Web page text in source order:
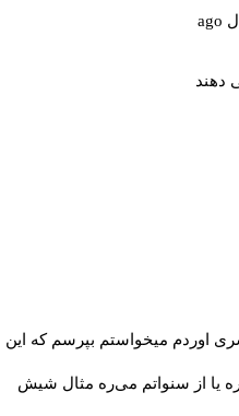
میخواستم بپرسم که این
از سنواتم می‌ره مثال شیش